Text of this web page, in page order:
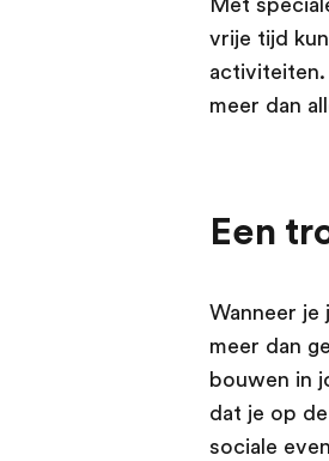
Met
vrije tijd
meer dan
Een
Wanneer
meer dan
bouwen in
dat je op
sociale